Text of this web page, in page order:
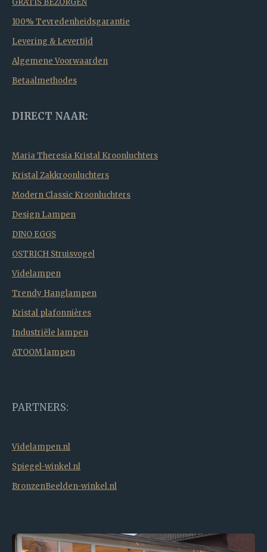
GRATIS BEZORGEN
100% Tevredenheidsgarantie
Levering & Levertijd
Algemene Voorwaarden
Betaalmethodes
DIRECT NAAR:
Maria Theresia Kristal Kroonluchters
Kristal Zakkroonluchters
Modern Classic Kroonluchters
Design Lampen
DINO EGGS
OSTRICH Struisvogel
Videlampen
Trendy Hanglampen
Kristal plafonnières
Industriële lampen
ATOOM lampen
PARTNERS:
Videlampen.nl
Spiegel-winkel.nl
BronzenBeelden-winkel.nl